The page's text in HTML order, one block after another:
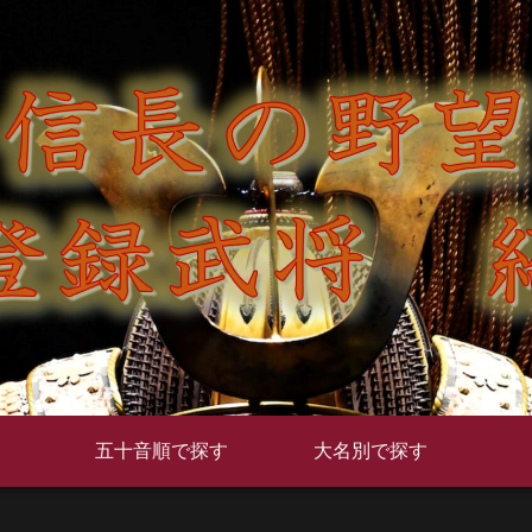
五十音順で探す 大名別で探す